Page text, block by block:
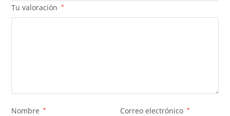
Tu valoración *
Nombre * Correo electrónico *